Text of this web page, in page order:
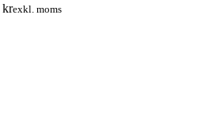
krexkl. moms